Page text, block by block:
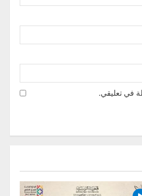
في تعليقي.